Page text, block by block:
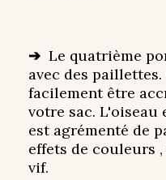
➔ Le quatrième
avec des
facilement être
votre sac. L'oiseau
est agrémenté de
effets de couleurs
vif.